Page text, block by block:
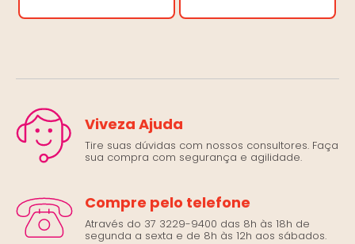
Viveza Ajuda
Tire suas dúvidas com nossos consultores. Faça
sua compra com segurança e agilidade.
Compre pelo telefone
Através do 37 3229-9400 das 8h às 18h de
segunda a sexta e de 8h às 12h aos sábados.